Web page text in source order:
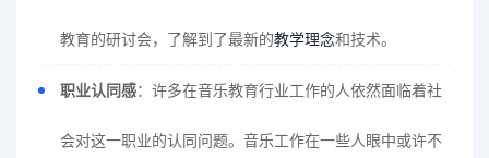
教育的研讨会，了解到了最新的教学理念和技术。
职业认同感：许多在音乐教育行业工作的人依然面临着社
会对这一职业的认同问题。音乐工作在一些人眼中或许不